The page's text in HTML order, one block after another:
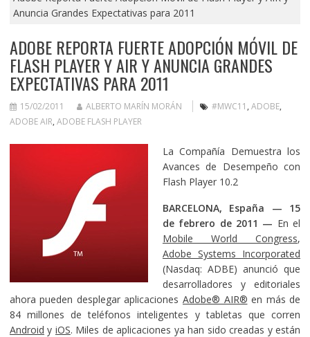
Anuncia Grandes Expectativas para 2011
ADOBE REPORTA FUERTE ADOPCIÓN MÓVIL DE
FLASH PLAYER Y AIR Y ANUNCIA GRANDES
EXPECTATIVAS PARA 2011
15/02/2011 ALBERTO MARÍN MORÁN #MWC11 , ADOBE,
ADOBE AIR, ADOBE FLASH PLAYER
La Compañía Demuestra los
Avances de Desempeño con
Flash Player 10.2
BARCELONA, España — 15
de febrero de 2011 — En el
Mobile World Congress,
Adobe Systems Incorporated
(Nasdaq: ADBE) anunció que
desarrolladores y editoriales
ahora pueden desplegar aplicaciones Adobe® AIR® en más de
84 millones de teléfonos inteligentes y tabletas que corren
Android y iOS. Miles de aplicaciones ya han sido creadas y están